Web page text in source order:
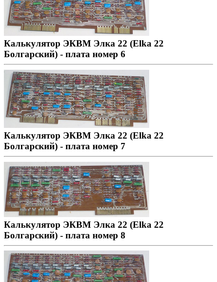
Калькулятор ЭКВМ Элка 22 (Elka 22
Болгарский) - плата номер 6
Калькулятор ЭКВМ Элка 22 (Elka 22
Болгарский) - плата номер 7
Калькулятор ЭКВМ Элка 22 (Elka 22
Болгарский) - плата номер 8